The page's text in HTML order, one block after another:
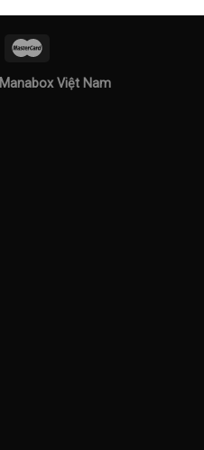
Manabox Việt Nam